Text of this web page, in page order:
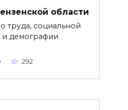
области
труда, социальной
и демографии
292